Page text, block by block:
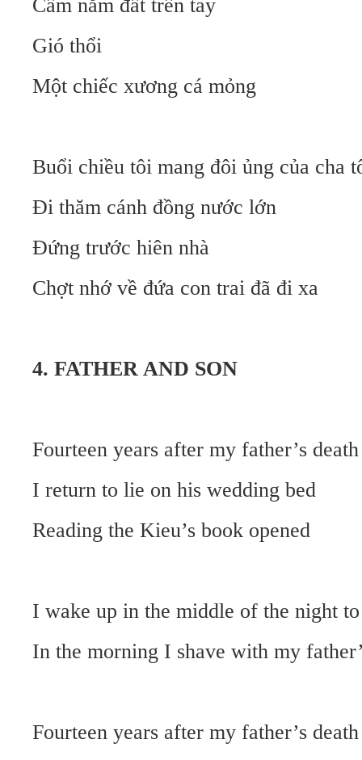
Cầm nắm đất trên tay
Gió thổi
Một chiếc xương cá mỏng
Buổi chiều tôi mang đôi ủng của cha
Đi thăm cánh đồng nước lớn
Đứng trước hiên nhà
Chợt nhớ về đứa con trai đã đi xa
4. FATHER AND SON
Fourteen years after my father’s death
I return to lie on his wedding bed
Reading the Kieu’s book opened
I wake up in the middle of the night
In the morning I shave with my
Fourteen years after my father’s death